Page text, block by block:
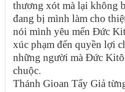
thương xót mà lại không
đang bị mình làm cho
nói mình yêu mến Đức
xúc phạm đến quyền lợi
những người mà Đức Kitô
chuộc.
Thánh Gioan Tẩy Giả